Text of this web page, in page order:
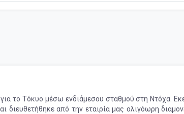
το Τόκυο μέσω ενδιάμεσου σταθμού στη Ντόχα.
διευθετήθηκε από την εταιρία μας ολιγόωρη